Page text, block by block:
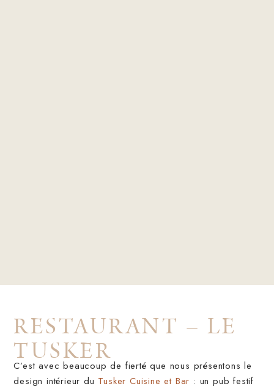
RESTAURANT – LE
TUSKER
C’est avec beaucoup de fierté que nous présentons le
design intérieur du Tusker Cuisine et Bar : un pub festif